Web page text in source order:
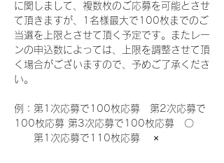
に関しまして、複数枚のご応募を可能とさせ
て頂きますが、1名様最大で100枚までのご
当選を上限とさせて頂く予定です。またレー
ンの申込数によっては、上限を調整させて頂
く場合がございますので、予めご了承くださ
い。
例：第1次応募で100枚応募　第2次応募で
100枚応募 第3次応募で100枚応募　〇
第1次応募で110枚応募　 ×